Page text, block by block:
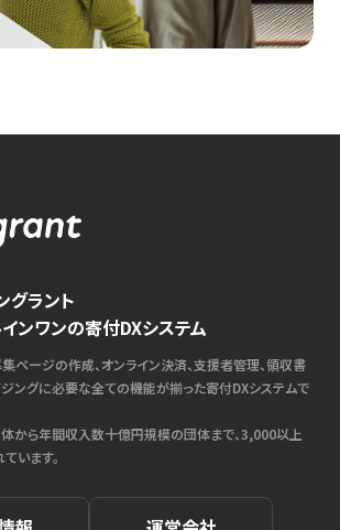
グラント
ンワンの寄付DXシステム
集ページの作成、オンライン決済、支援者管理、領収書
ジングに必要な全ての機能が揃った寄付DXシステムで
から年間収入数十億円規模の団体まで、3,000以上
います。